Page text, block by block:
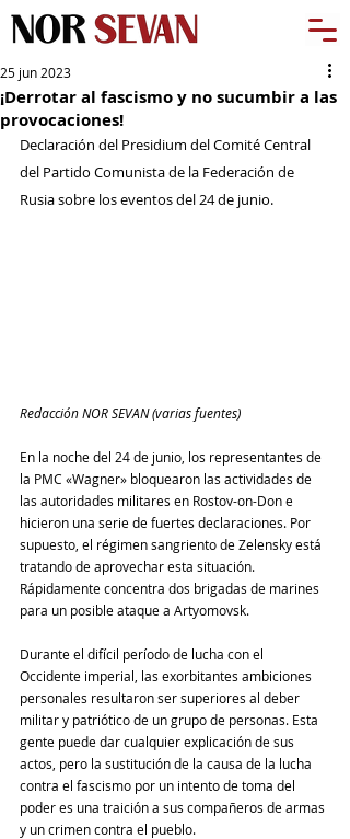
¡Derrotar al fascismo y no sucumbir a las
provocaciones!
25 jun 2023
Declaración del Presidium del Comité Central
del Partido Comunista de la Federación de
Rusia sobre los eventos del 24 de junio.
Redacción NOR SEVAN (varias fuentes)
En la noche del 24 de junio, los representantes de
la PMC «Wagner» bloquearon las actividades de
las autoridades militares en Rostov-on-Don e
hicieron una serie de fuertes declaraciones. Por
supuesto, el régimen sangriento de Zelensky está
tratando de aprovechar esta situación.
Rápidamente concentra dos brigadas de marines
para un posible ataque a Artyomovsk.
Durante el difícil período de lucha con el
Occidente imperial, las exorbitantes ambiciones
personales resultaron ser superiores al deber
militar y patriótico de un grupo de personas. Esta
gente puede dar cualquier explicación de sus
actos, pero la sustitución de la causa de la lucha
contra el fascismo por un intento de toma del
poder es una traición a sus compañeros de armas
y un crimen contra el pueblo.